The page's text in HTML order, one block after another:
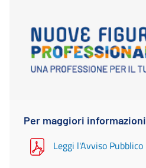
Per maggiori informazioni
Leggi l'Avviso Pubblico